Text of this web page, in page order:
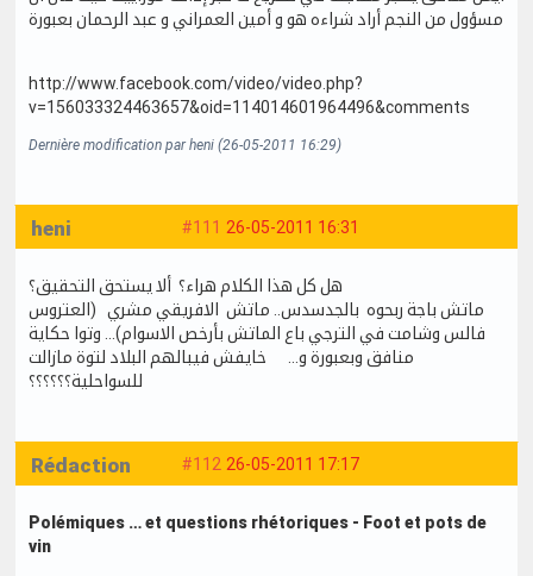
مسؤول من النجم أراد شراءه هو و أمين العمراني و عبد الرحمان بعبورة
http://www.facebook.com/video/video.php?
v=156033324463657&oid=114014601964496&comments
Dernière modification par heni (26-05-2011 16:29)
#111 26-05-2011 16:31
heni
هل كل هذا الكلام هراء؟ ألا يستحق التحقيق؟
ماتش باجة ربحوه بالجدسدس.. ماتش الافريقي مشري (العتروس
فالس وشامت في الترجي باع الماتش بأرخص الاسوام)... وتوا حكاية
منافق وبعبورة و... خايفش فيبالهم البلاد لتوة مازالت
للسواحلية؟؟؟؟؟؟
#112 26-05-2011 17:17
Rédaction
Polémiques … et questions rhétoriques - Foot et pots de
vin